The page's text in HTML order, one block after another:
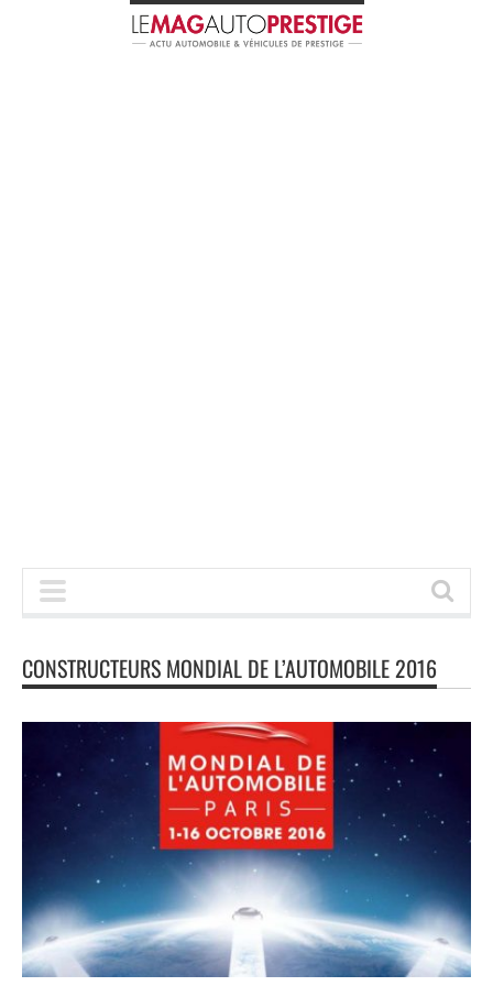
CONSTRUCTEURS MONDIAL DE L’AUTOMOBILE 2016